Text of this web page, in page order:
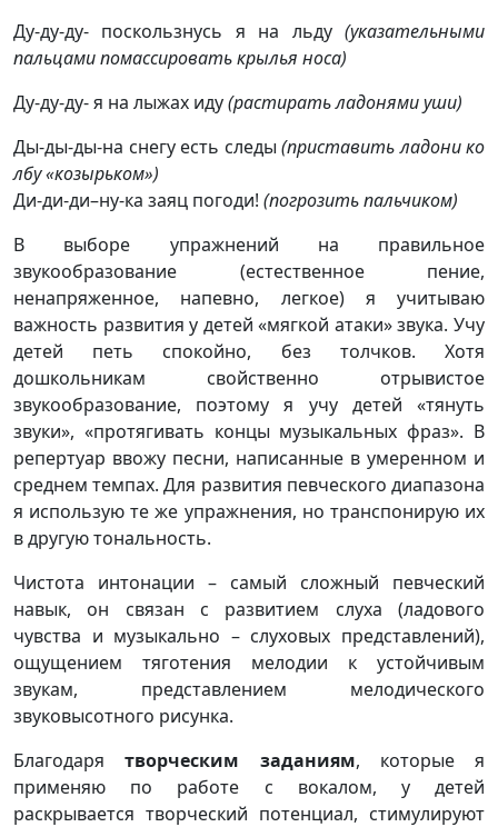
Ду-ду-ду- поскользнусь я на льду (указательными
пальцами помассировать крылья носа)
Ду-ду-ду- я на лыжах иду(растирать ладонями уши)
Ды-ды-ды-на снегу есть следы (приставить ладони ко
лбу «козырьком»)
Ди-ди-ди–ну-ка заяц погоди! (погрозить пальчиком)
В выборе упражнений на правильное
звукообразование (естественное пение,
ненапряженное, напевно, легкое) я учитываю
важность развития у детей «мягкой атаки» звука. Учу
детей петь спокойно, без толчков. Хотя
дошкольникам свойственно отрывистое
звукообразование, поэтому я учу детей «тянуть
звуки», «протягивать концы музыкальных фраз». В
репертуар ввожу песни, написанные в умеренном и
среднем темпах. Для развития певческого диапазона
я использую те же упражнения, но транспонирую их
в другую тональность.
Чистота интонации – самый сложный певческий
навык, он связан с развитием слуха (ладового
чувства и музыкально – слуховых представлений),
ощущением тяготения мелодии к устойчивым
звукам, представлением мелодического
звуковысотного рисунка.
Благодарятворческим заданиям, которые я
применяю по работе с вокалом, у детей
раскрывается творческий потенциал, стимулируют